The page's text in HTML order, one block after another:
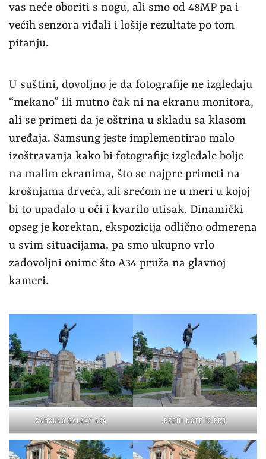
vas neće oboriti s nogu, ali smo od 48MP pa i
većih senzora viđali i lošije rezultate po tom
pitanju.
U suštini, dovoljno je da fotografije ne izgledaju
“mekano” ili mutno čak ni na ekranu monitora,
ali se primeti da je oštrina u skladu sa klasom
uređaja. Samsung jeste implementirao malo
izoštravanja kako bi fotografije izgledale bolje
na malim ekranima, što se najpre primeti na
krošnjama drveća, ali srećom ne u meri u kojoj
bi to upadalo u oči i kvarilo utisak. Dinamički
opseg je korektan, ekspozicija odlično odmerena
u svim situacijama, pa smo ukupno vrlo
zadovoljni onime što A34 pruža na glavnoj
kameri.
SAMSUNG GALAXY A34 REDMI NOTE 12 PRO